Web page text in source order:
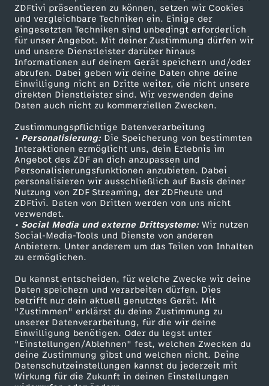
ZDFtivi präsentieren zu können, setzen wir Cookies
und vergleichbare Techniken ein. Einige der
eingesetzten Techniken sind unbedingt erforderlich
für unser Angebot. Mit deiner Zustimmung dürfen wir
und unsere Dienstleister darüber hinaus
Informationen auf deinem Gerät speichern und/oder
abrufen. Dabei geben wir deine Daten ohne deine
Einwilligung nicht an Dritte weiter, die nicht unsere
direkten Dienstleister sind. Wir verwenden deine
Daten auch nicht zu kommerziellen Zwecken.
Zustimmungspflichtige Datenverarbeitung
• Personalisierung:Die Speicherung von bestimmten
Interaktionen ermöglicht uns, dein Erlebnis im
Angebot des ZDF an dich anzupassen und
Personalisierungsfunktionen anzubieten. Dabei
personalisieren wir ausschließlich auf Basis deiner
Nutzung von ZDF Streaming, der ZDFheute und
ZDFtivi. Daten von Dritten werden von uns nicht
verwendet.
• Social Media und externe Drittsysteme:Wir nutzen
Social-Media-Tools und Dienste von anderen
Anbietern. Unter anderem um das Teilen von Inhalten
zu ermöglichen.
Du kannst entscheiden, für welche Zwecke wir deine
Daten speichern und verarbeiten dürfen. Dies
betrifft nur dein aktuell genutztes Gerät. Mit
"Zustimmen" erklärst du deine Zustimmung zu
unserer Datenverarbeitung, für die wir deine
Einwilligung benötigen. Oder du legst unter
"Einstellungen/Ablehnen" fest, welchen Zwecken du
deine Zustimmung gibst und welchen nicht. Deine
Datenschutzeinstellungen kannst du jederzeit mit
Wirkung für die Zukunft in deinen Einstellungen
Mehr ZDF
ZDF-Apps
Smart TV
ZDFtext
Livestreams
Sendungen A-Z
TV-Programm
Service
ZDFmitreden
Kontakt zum ZDF
Tickets
Zuschauerservice
Hilfe
ZDF Unternehmen
Karriere
ZDF goes Schule
Werbefernsehen
Mainzelmännchen